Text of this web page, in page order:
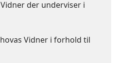
Vidner der underviser i
Vidner i forhold til